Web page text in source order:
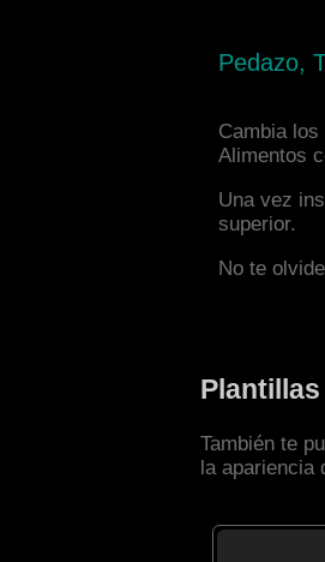
Pedazo,
Cambia
Alimentos
Una vez
superior.
No te
También te
la apariencia